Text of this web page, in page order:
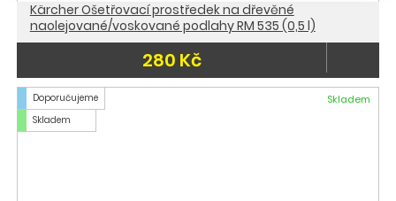
Kärcher Ošetřovací prostředek na dřevěné
naolejované/voskované podlahy RM 535 (0,5 l)
280 Kč
Doporučujeme
Skladem
Skladem